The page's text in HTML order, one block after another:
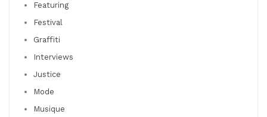
Featuring
Festival
Graffiti
Interviews
Justice
Mode
Musique